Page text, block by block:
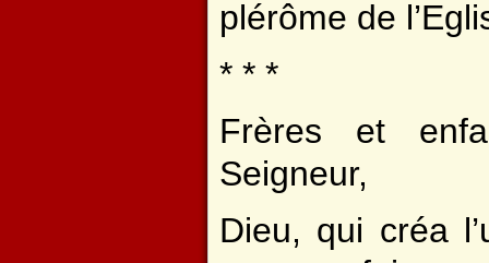
plérôme de
* * *
Frères et
Seigneur,
Dieu, qui créa